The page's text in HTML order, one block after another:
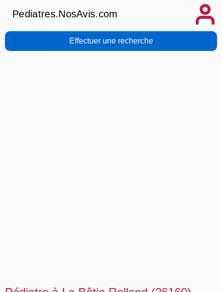
Pediatres.NosAvis.com
Effectuer une recherche